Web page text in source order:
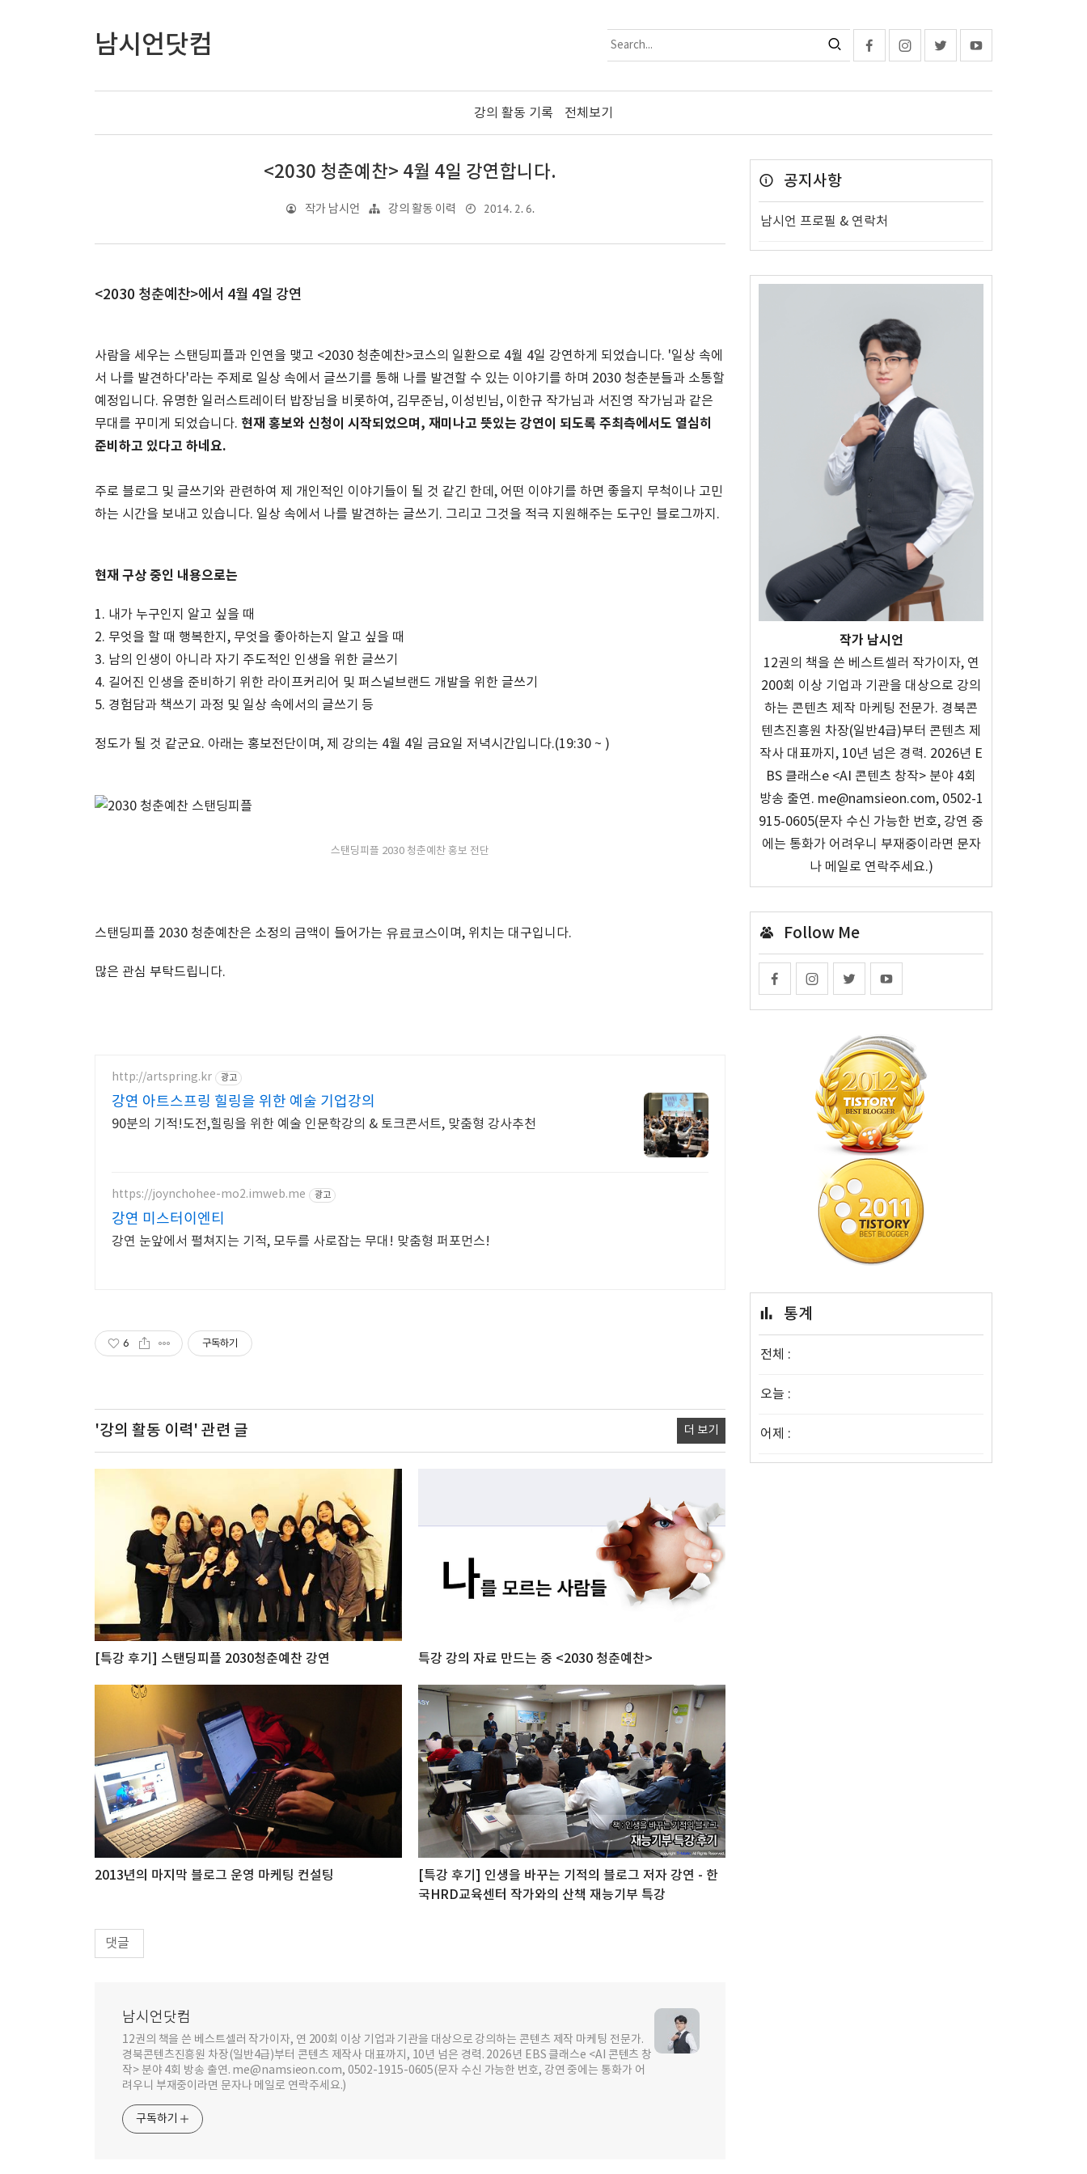
남시언닷컴
강의 활동 기록 전체보기
<2030 청춘예찬> 4월 4일 강연합니다.
작가 남시언 강의 활동 이력 2014. 2. 6.
<2030 청춘예찬>에서 4월 4일 강연
사람을 세우는 스탠딩피플과 인연을 맺고 <2030 청춘예찬>코스의 일환으로 4월 4일 강연하게 되었습니다. '일상 속에
서 나를 발견하다'라는 주제로 일상 속에서 글쓰기를 통해 나를 발견할 수 있는 이야기를 하며 2030 청춘분들과 소통할
예정입니다. 유명한 일러스트레이터 밥장님을 비롯하여, 김무준님, 이성빈님, 이한규 작가님과 서진영 작가님과 같은
무대를 꾸미게 되었습니다. 현재 홍보와 신청이 시작되었으며, 재미나고 뜻있는 강연이 되도록 주최측에서도 열심히
준비하고 있다고 하네요.
주로 블로그 및 글쓰기와 관련하여 제 개인적인 이야기들이 될 것 같긴 한데, 어떤 이야기를 하면 좋을지 무척이나 고민
하는 시간을 보내고 있습니다. 일상 속에서 나를 발견하는 글쓰기. 그리고 그것을 적극 지원해주는 도구인 블로그까지.
현재 구상 중인 내용으로는
1. 내가 누구인지 알고 싶을 때
2. 무엇을 할 때 행복한지, 무엇을 좋아하는지 알고 싶을 때
3. 남의 인생이 아니라 자기 주도적인 인생을 위한 글쓰기
4. 길어진 인생을 준비하기 위한 라이프커리어 및 퍼스널브랜드 개발을 위한 글쓰기
5. 경험담과 책쓰기 과정 및 일상 속에서의 글쓰기 등
정도가 될 것 같군요. 아래는 홍보전단이며, 제 강의는 4월 4일 금요일 저녁시간입니다.(19:30 ~ )
스탠딩피플 2030 청춘예찬 홍보 전단
스탠딩피플 2030 청춘예찬은 소정의 금액이 들어가는 유료코스이며, 위치는 대구입니다.
많은 관심 부탁드립니다.
http://artspring.kr 광고
강연 아트스프링 힐링을 위한 예술 기업강의
90분의 기적!도전,힐링을 위한 예술 인문학강의 & 토크콘서트, 맞춤형 강사추천
https://joynchohee-mo2.imweb.me 광고
강연 미스터이엔티
강연 눈앞에서 펼쳐지는 기적, 모두를 사로잡는 무대! 맞춤형 퍼포먼스!
6 구독하기
'강의 활동 이력' 관련 글 더 보기
[특강 후기] 스탠딩피플 2030청춘예찬 강연 특강 강의 자료 만드는 중 <2030 청춘예찬>
2013년의 마지막 블로그 운영 마케팅 컨설팅
[특강 후기] 인생을 바꾸는 기적의 블로그 저자 강연 - 한
국HRD교육센터 작가와의 산책 재능기부 특강
댓글
남시언닷컴
12권의 책을 쓴 베스트셀러 작가이자, 연 200회 이상 기업과 기관을 대상으로 강의하는 콘텐츠 제작 마케팅 전문가.
경북콘텐츠진흥원 차장(일반4급)부터 콘텐츠 제작사 대표까지, 10년 넘은 경력. 2026년 EBS 클래스e <AI 콘텐츠 창
작> 분야 4회 방송 출연. me@namsieon.com, 0502-1915-0605(문자 수신 가능한 번호, 강연 중에는 통화가 어
려우니 부재중이라면 문자나 메일로 연락주세요.)
구독하기
공지사항
남시언 프로필 & 연락처
작가 남시언
12권의 책을 쓴 베스트셀러 작가이자, 연
200회 이상 기업과 기관을 대상으로 강의
하는 콘텐츠 제작 마케팅 전문가. 경북콘
텐츠진흥원 차장(일반4급)부터 콘텐츠 제
작사 대표까지, 10년 넘은 경력. 2026년 E
BS 클래스e <AI 콘텐츠 창작> 분야 4회
방송 출연. me@namsieon.com, 0502-1
915-0605(문자 수신 가능한 번호, 강연 중
에는 통화가 어려우니 부재중이라면 문자
나 메일로 연락주세요.)
Follow Me
통계
전체 :
오늘 :
어제 :